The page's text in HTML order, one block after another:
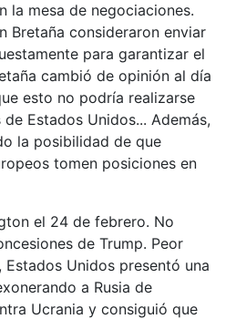
la mesa de negociaciones.
Bretaña consideraron enviar
para garantizar el
cambió de opinión al día
esto no podría realizarse
Estados Unidos... Además,
la posibilidad de que
tomen posiciones en
el 24 de febrero. No
de Trump. Peor
Unidos presentó una
a Rusia de
Ucrania y consiguió que